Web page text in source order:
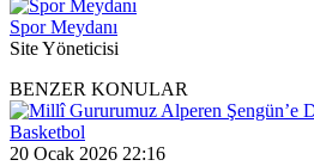
Spor Meydanı
Site Yöneticisi
BENZER KONULAR
Basketbol
20 Ocak 2026 22:16